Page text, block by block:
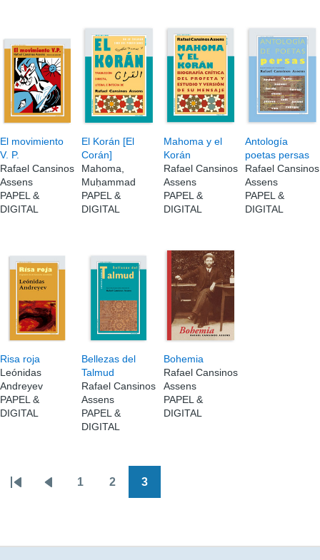
El movimiento
V. P.
Rafael Cansinos
Assens
PAPEL &
DIGITAL
El Korán [El
Corán]
Mahoma,
Muḥammad
PAPEL &
DIGITAL
Mahoma y el
Korán
Rafael Cansinos
Assens
PAPEL &
DIGITAL
Antología
poetas persas
Rafael Cansinos
Assens
PAPEL &
DIGITAL
Risa roja
Leónidas
Andreyev
PAPEL &
DIGITAL
Bellezas del
Talmud
Rafael Cansinos
Assens
PAPEL &
DIGITAL
Bohemia
Rafael Cansinos
Assens
PAPEL &
DIGITAL
Paginación
PrimeraPágina
1 2 3